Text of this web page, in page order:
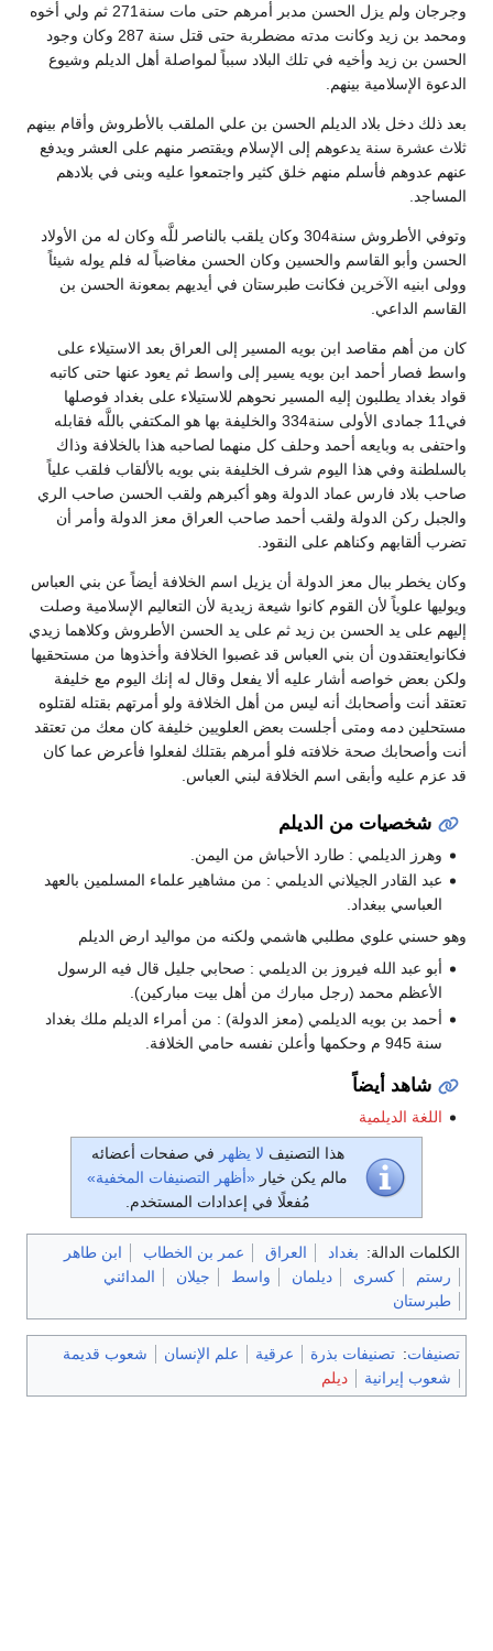
وجرجان ولم يزل الحسن مدبر أمرهم حتى مات سنة271 ثم ولي أخوه
ومحمد بن زيد وكانت مدته مضطربة حتى قتل سنة 287 وكان وجود
الحسن بن زيد وأخيه في تلك البلاد سبباً لمواصلة أهل الديلم وشيوع
الدعوة الإسلامية بينهم.
بعد ذلك دخل بلاد الديلم الحسن بن علي الملقب بالأطروش وأقام بينهم
ثلاث عشرة سنة يدعوهم إلى الإسلام ويقتصر منهم على العشر ويدفع
عنهم عدوهم فأسلم منهم خلق كثير واجتمعوا عليه وبنى في بلادهم
المساجد.
وتوفي الأطروش سنة304 وكان يلقب بالناصر للَّه وكان له من الأولاد
الحسن وأبو القاسم والحسين وكان الحسن مغاضباً له فلم يوله شيئاً
وولى ابنيه الآخرين فكانت طبرستان في أيديهم بمعونة الحسن بن
القاسم الداعي.
كان من أهم مقاصد ابن بويه المسير إلى العراق بعد الاستيلاء على
واسط فصار أحمد ابن بويه يسير إلى واسط ثم يعود عنها حتى كاتبه
قواد بغداد يطلبون إليه المسير نحوهم للاستيلاء على بغداد فوصلها
في11 جمادى الأولى سنة334 والخليفة بها هو المكتفي باللَّه فقابله
واحتفى به وبايعه أحمد وحلف كل منهما لصاحبه هذا بالخلافة وذاك
بالسلطنة وفي هذا اليوم شرف الخليفة بني بويه بالألقاب فلقب علياً
صاحب بلاد فارس عماد الدولة وهو أكبرهم ولقب الحسن صاحب الري
والجبل ركن الدولة ولقب أحمد صاحب العراق معز الدولة وأمر أن
تضرب ألقابهم وكناهم على النقود.
وكان يخطر ببال معز الدولة أن يزيل اسم الخلافة أيضاً عن بني العباس
ويوليها علوياً لأن القوم كانوا شيعة زيدية لأن التعاليم الإسلامية وصلت
إليهم على يد الحسن بن زيد ثم على يد الحسن الأطروش وكلاهما زيدي
فكانوايعتقدون أن بني العباس قد غصبوا الخلافة وأخذوها من مستحقيها
ولكن بعض خواصه أشار عليه ألا يفعل وقال له إنك اليوم مع خليفة
تعتقد أنت وأصحابك أنه ليس من أهل الخلافة ولو أمرتهم بقتله لقتلوه
مستحلين دمه ومتى أجلست بعض العلويين خليفة كان معك من تعتقد
أنت وأصحابك صحة خلافته فلو أمرهم بقتلك لفعلوا فأعرض عما كان
قد عزم عليه وأبقى اسم الخلافة لبني العباس.
شخصيات من الديلم
وهرز الديلمي : طارد الأحباش من اليمن.
عبد القادر الجيلاني الديلمي : من مشاهير علماء المسلمين بالعهد
العباسي ببغداد.
وهو حسني علوي مطلبي هاشمي ولكنه من مواليد ارض الديلم
أبو عبد الله فيروز بن الديلمي : صحابي جليل قال فيه الرسول
الأعظم محمد (رجل مبارك من أهل بيت مباركين).
أحمد بن بويه الديلمي (معز الدولة) : من أمراء الديلم ملك بغداد
سنة 945 م وحكمها وأعلن نفسه حامي الخلافة.
شاهد أيضاً
اللغة الديلمية
هذا التصنيف لا يظهر في صفحات أعضائه
مالم يكن خيار «أظهر التصنيفات المخفية»
مُفعلًا في إعدادات المستخدم.
الكلمات الدالة: بغداد العراق عمر بن الخطاب
ابن طاهر
رستم
كسرى ديلمان واسط جيلان
المدائني
طبرستان
تصنيفات: تصنيفات بذرة عرقية علم الإنسان
شعوب قديمة
شعوب إيرانية
ديلم